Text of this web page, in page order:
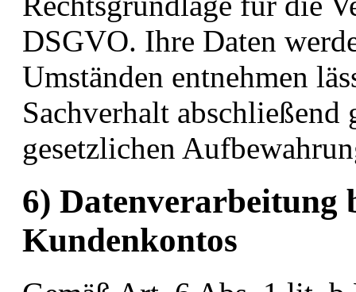
DSGVO. Ihre Daten
Umständen entnehmen
Sachverhalt
gesetzlichen
6) Datenverarbeitung
Kundenkontos